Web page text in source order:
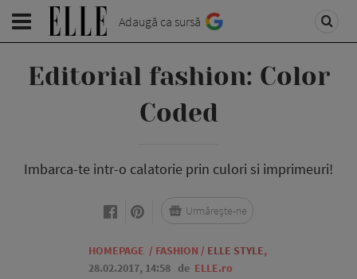
Adaugă ca sursă
Editorial fashion: Color
Coded
Imbarca-te intr-o calatorie prin culori si imprimeuri!
HOMEPAGE / FASHION / ELLE STYLE,
28.02.2017, 14:58 de ELLE.ro
Urmărește-ne